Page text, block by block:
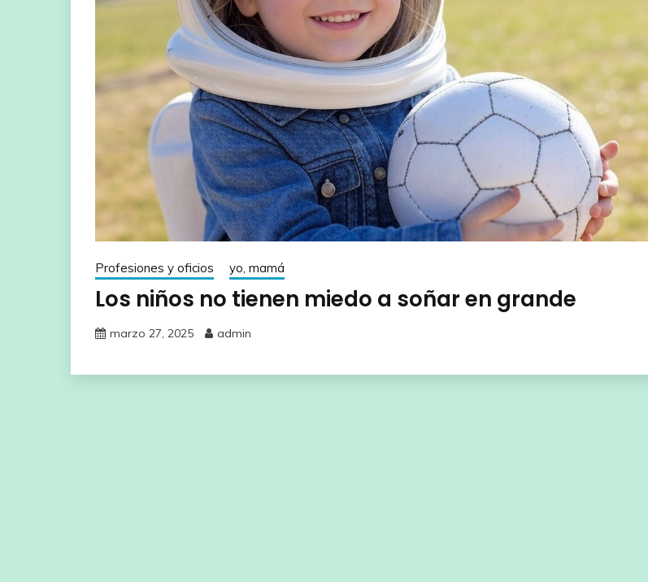
Profesiones y oficios yo, mamá
Los niños no tienen miedo a soñar en grande
marzo 27, 2025 admin